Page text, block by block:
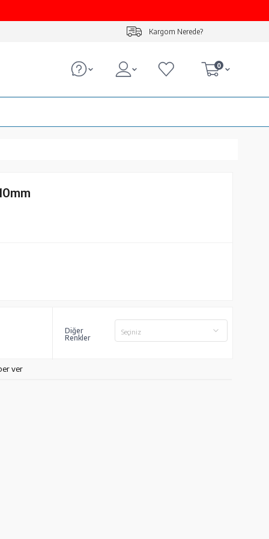
Kargom Nerede?
0
Diğer
Renkler
Seçiniz
ver